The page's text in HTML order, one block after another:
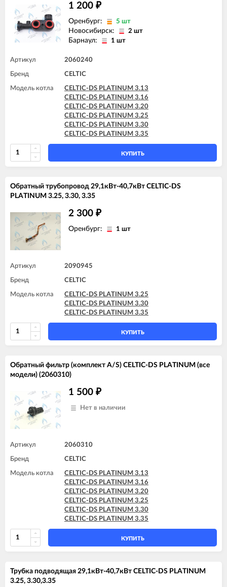
1 200 ₽
Оренбург: 5 шт
Новосибирск: 2 шт
Барнаул: 1 шт
Артикул 2060240
Бренд CELTIC
Модель котла
CELTIC-DS PLATINUM 3.13
CELTIC-DS PLATINUM 3.16
CELTIC-DS PLATINUM 3.20
CELTIC-DS PLATINUM 3.25
CELTIC-DS PLATINUM 3.30
CELTIC-DS PLATINUM 3.35
КУПИТЬ
Обратный трубопровод 29,1кВт-40,7кВт CELTIC-DS
PLATINUM 3.25, 3.30, 3.35
2 300 ₽
Оренбург: 1 шт
Артикул 2090945
Бренд CELTIC
Модель котла
CELTIC-DS PLATINUM 3.25
CELTIC-DS PLATINUM 3.30
CELTIC-DS PLATINUM 3.35
КУПИТЬ
Обратный фильтр (комплект A/S) CELTIC-DS PLATINUM (все
модели) (2060310)
1 500 ₽
Нет в наличии
Артикул 2060310
Бренд CELTIC
Модель котла
CELTIC-DS PLATINUM 3.13
CELTIC-DS PLATINUM 3.16
CELTIC-DS PLATINUM 3.20
CELTIC-DS PLATINUM 3.25
CELTIC-DS PLATINUM 3.30
CELTIC-DS PLATINUM 3.35
КУПИТЬ
Трубка подводящая 29,1кВт-40,7кВт CELTIC-DS PLATINUM
3.25, 3.30,3.35